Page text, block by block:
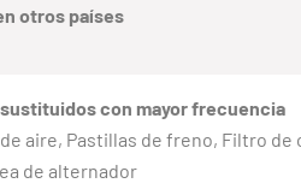
otros países
con mayor frecuencia
aire, Pastillas de freno, Filtro
de alternador